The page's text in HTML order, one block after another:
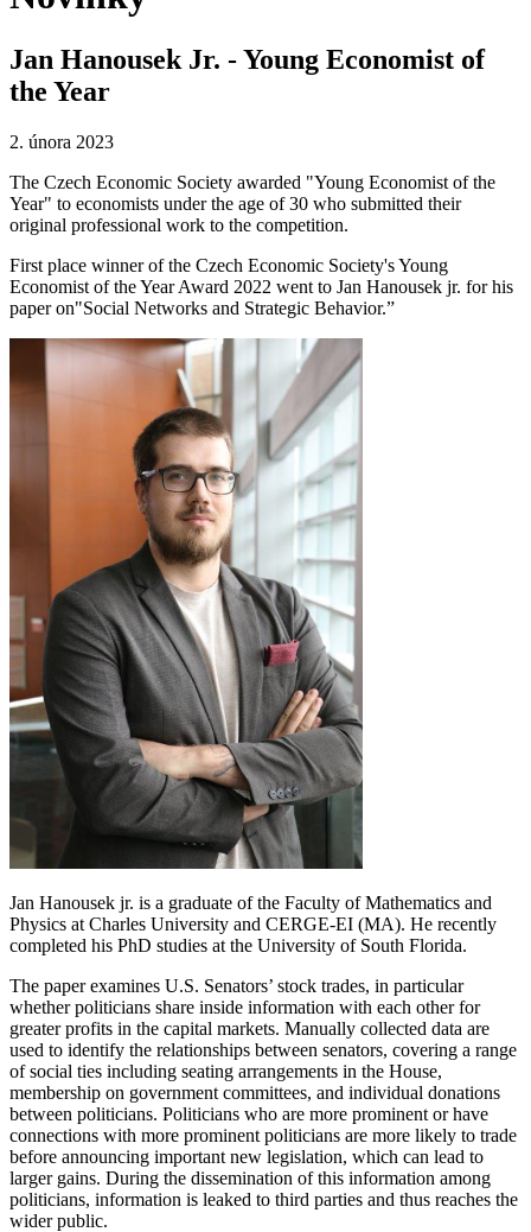
Jan Hanousek Jr. - Young Economist of
the Year
2. února 2023
The Czech Economic Society awarded "Young Economist of the
Year" to economists under the age of 30 who submitted their
original professional work to the competition.
First place winner of the Czech Economic Society's Young
Economist of the Year Award 2022 went to Jan Hanousek jr. for his
paper on"Social Networks and Strategic Behavior.”
Jan Hanousek jr. is a graduate of the Faculty of Mathematics and
Physics at Charles University and CERGE-EI (MA). He recently
completed his PhD studies at the University of South Florida.
The paper examines U.S. Senators’ stock trades, in particular
whether politicians share inside information with each other for
greater profits in the capital markets. Manually collected data are
used to identify the relationships between senators, covering a range
of social ties including seating arrangements in the House,
membership on government committees, and individual donations
between politicians. Politicians who are more prominent or have
connections with more prominent politicians are more likely to trade
before announcing important new legislation, which can lead to
larger gains. During the dissemination of this information among
politicians, information is leaked to third parties and thus reaches the
wider public.